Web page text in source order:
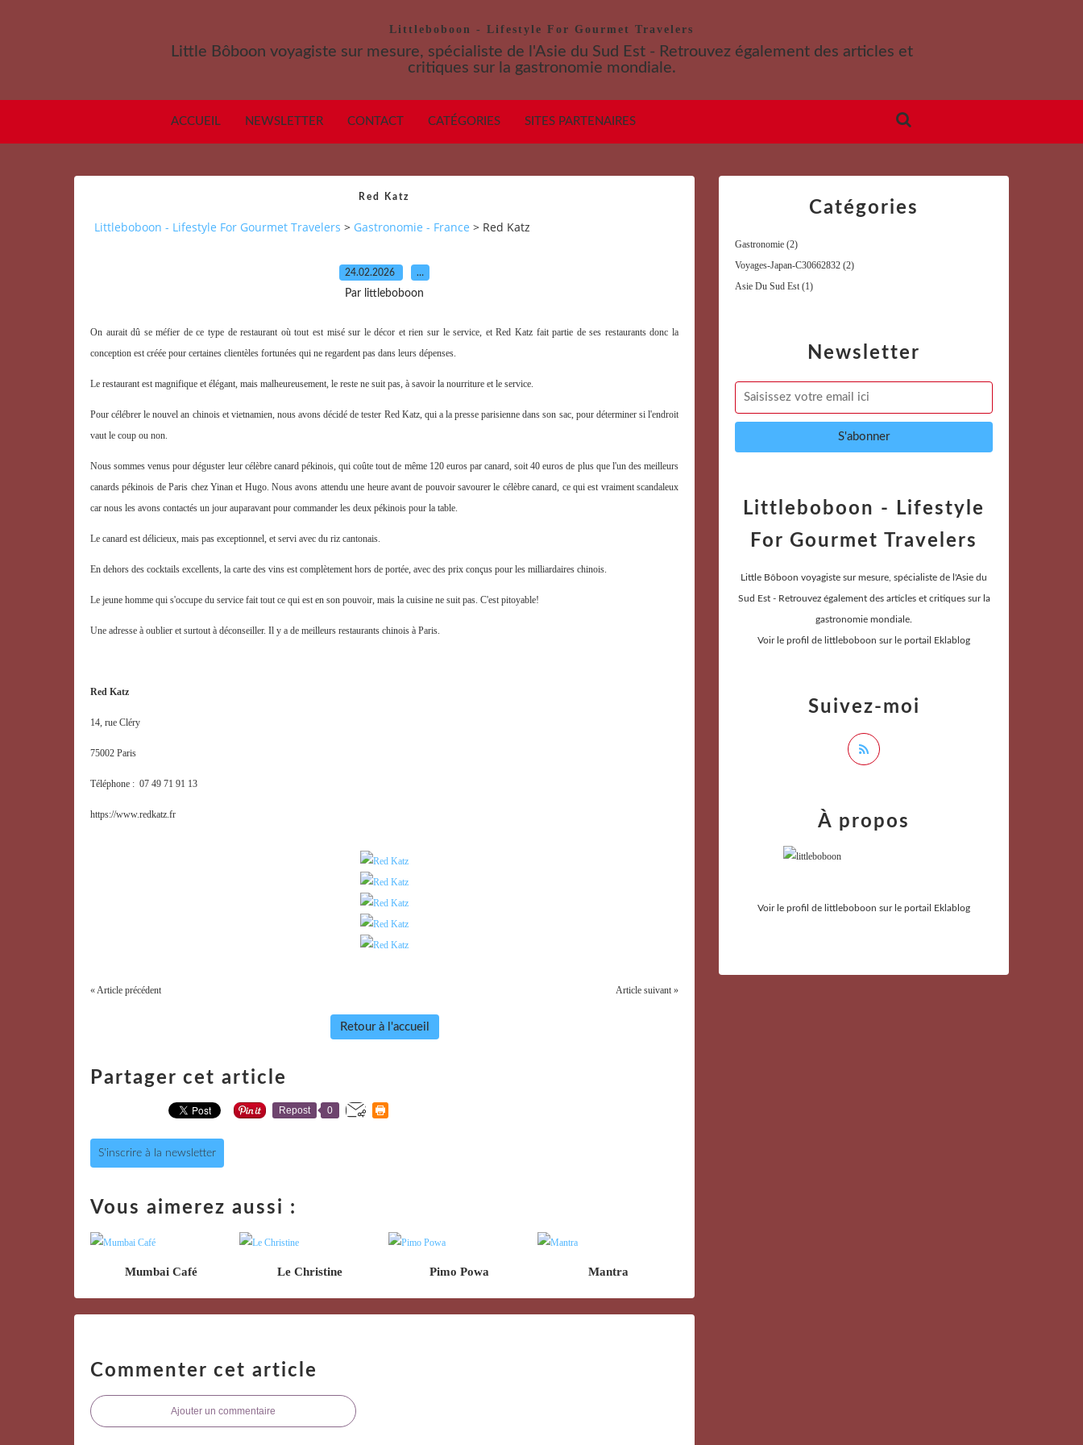
Littleboboon - Lifestyle For Gourmet Travelers
Little Bôboon voyagiste sur mesure, spécialiste de l'Asie du Sud Est - Retrouvez également des articles et
critiques sur la gastronomie mondiale.
ACCUEIL NEWSLETTER CONTACT CATÉGORIES SITES PARTENAIRES
Red Katz
Littleboboon - Lifestyle For Gourmet Travelers > Gastronomie - France > Red Katz
24.02.2026 …
Par littleboboon
On aurait dû se méfier de ce type de restaurant où tout est misé sur le décor et rien sur le service, et Red Katz fait partie de ses restaurants donc la
conception est créée pour certaines clientèles fortunées qui ne regardent pas dans leurs dépenses.
Le restaurant est magnifique et élégant, mais malheureusement, le reste ne suit pas, à savoir la nourriture et le service.
Pour célébrer le nouvel an chinois et vietnamien, nous avons décidé de tester Red Katz, qui a la presse parisienne dans son sac, pour déterminer si l'endroit
vaut le coup ou non.
Nous sommes venus pour déguster leur célèbre canard pékinois, qui coûte tout de même 120 euros par canard, soit 40 euros de plus que l'un des meilleurs
canards pékinois de Paris chez Yinan et Hugo. Nous avons attendu une heure avant de pouvoir savourer le célèbre canard, ce qui est vraiment scandaleux
car nous les avons contactés un jour auparavant pour commander les deux pékinois pour la table.
Le canard est délicieux, mais pas exceptionnel, et servi avec du riz cantonais.
En dehors des cocktails excellents, la carte des vins est complètement hors de portée, avec des prix conçus pour les milliardaires chinois.
Le jeune homme qui s'occupe du service fait tout ce qui est en son pouvoir, mais la cuisine ne suit pas. C'est pitoyable!
Une adresse à oublier et surtout à déconseiller. Il y a de meilleurs restaurants chinois à Paris.
Red Katz
14, rue Cléry
75002 Paris
Téléphone : 07 49 71 91 13
https://www.redkatz.fr
« Article précédent Article suivant »
Retour à l'accueil
Partager cet article
Repost 0
S'inscrire à la newsletter
Vous aimerez aussi :
Mumbai Café Le Christine Pimo Powa Mantra
Commenter cet article
Ajouter un commentaire
Newsletter
Catégories
Gastronomie (2)
Voyages-Japan-C30662832 (2)
Asie Du Sud Est (1)
Littleboboon - Lifestyle
For Gourmet Travelers
Little Bôboon voyagiste sur mesure, spécialiste de l'Asie du
Sud Est - Retrouvez également des articles et critiques sur la
gastronomie mondiale.
Voir le profil de littleboboon sur le portail Eklablog
Suivez-moi
À propos
Voir le profil de littleboboon sur le portail Eklablog